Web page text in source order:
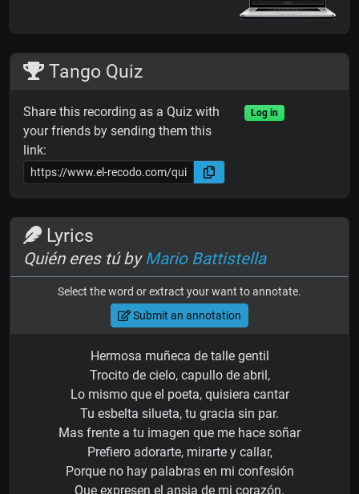
Tango Quiz
Share this recording as a Quiz with
your friends by sending them this
link:
Log in
Lyrics
Quién eres tú byMario Battistella
Select the word or extract your want to annotate.
Submit an annotation
Hermosa muñeca de talle gentil
Trocito de cielo, capullo de abril,
Lo mismo que el poeta, quisiera cantar
Tu esbelta silueta, tu gracia sin par.
Mas frente a tu imagen que me hace soñar
Prefiero adorarte, mirarte y callar,
Porque no hay palabras en mi confesión
Que expresen el ansia de mi corazón.